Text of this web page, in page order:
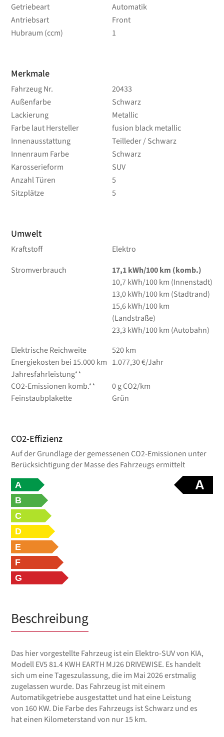
Getriebeart
Automatik
Antriebsart
Front
Hubraum (ccm)
1
Merkmale
Fahrzeug Nr.
20433
Außenfarbe
Schwarz
Lackierung
Metallic
Farbe laut Hersteller
fusion black metallic
Innenausstattung
Teilleder / Schwarz
Innenraum Farbe
Schwarz
Karosserieform
SUV
Anzahl Türen
5
Sitzplätze
5
Umwelt
Kraftstoff
Elektro
Stromverbrauch
17,1 kWh/100 km (komb.)
10,7 kWh/100 km (Innenstadt)
13,0 kWh/100 km (Stadtrand)
15,6 kWh/100 km
(Landstraße)
23,3 kWh/100 km (Autobahn)
Elektrische Reichweite
520 km
Energiekosten bei 15.000 km
Jahresfahrleistung**
1.077,30 €/Jahr
CO2-Emissionen komb.**
0 g CO2/km
Feinstaubplakette
Grün
CO2-Effizienz
Auf der Grundlage der gemessenen CO2-Emissionen unter
Berücksichtigung der Masse des Fahrzeugs ermittelt
A
A
B
C
D
E
F
G
Beschreibung
Das hier vorgestellte Fahrzeug ist ein Elektro-SUV von KIA,
Modell EV5 81.4 KWH EARTH MJ26 DRIVEWISE. Es handelt
sich um eine Tageszulassung, die im Mai 2026 erstmalig
zugelassen wurde. Das Fahrzeug ist mit einem
Automatikgetriebe ausgestattet und hat eine Leistung
von 160 KW. Die Farbe des Fahrzeugs ist Schwarz und es
hat einen Kilometerstand von nur 15 km.